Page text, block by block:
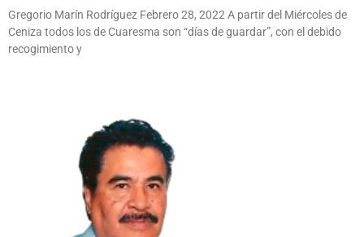
Gregorio Marín Rodríguez Febrero 28, 2022 A partir del Miércoles de
Ceniza todos los de Cuaresma son “días de guardar”, con el debido
recogimiento y